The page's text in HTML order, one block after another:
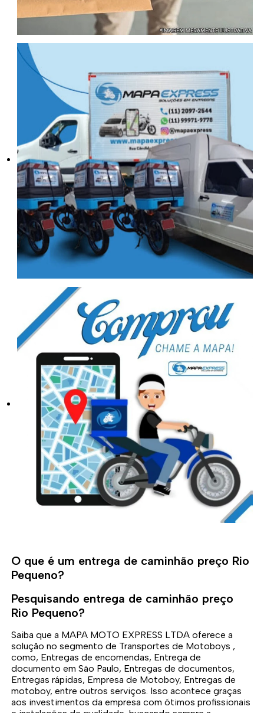
O que é um entrega de caminhão preço Rio
Pequeno?
Pesquisando entrega de caminhão preço
Rio Pequeno?
Saiba que a MAPA MOTO EXPRESS LTDA oferece a
solução no segmento de Transportes de Motoboys ,
como, Entregas de encomendas, Entrega de
documento em São Paulo, Entregas de documentos,
Entregas rápidas, Empresa de Motoboy, Entregas de
motoboy, entre outros serviços. Isso acontece graças
aos investimentos da empresa com ótimos profissionais